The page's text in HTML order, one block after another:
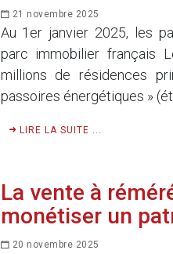
21 novembre 2025
Au 1er janvier 2025, les
parc immobilier français
millions de résidences
passoires énergétiques »
LIRE LA SUITE ...
La vente à
monétiser un
20 novembre 2025